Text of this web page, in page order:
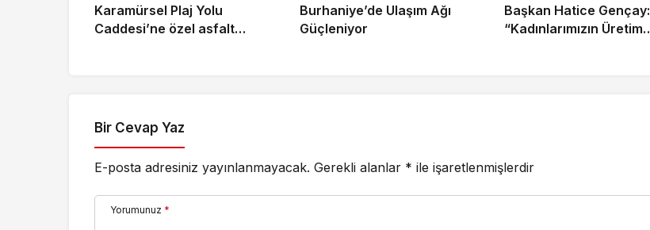
Karamürsel Plaj Yolu
Caddesi’ne özel asfalt
Burhaniye’de Ulaşım Ağı
Güçleniyor
Başkan Hatice Gençay:
“Kadınlarımızın Üretim
Bir Cevap Yaz
E-posta adresiniz yayınlanmayacak. Gerekli alanlar * ile işaretlenmişlerdir
Yorumunuz *